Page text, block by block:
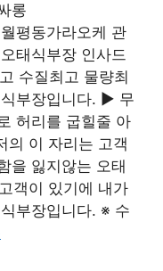
롱
평동가라오케 관
태식부장 인사드
수질최고 물량최
부장입니다. ▶ 무
허리를 굽힐줄 아
의 이 자리는 고객
을 잃지않는 오태
객이 있기에 내가
부장입니다. ※ 수